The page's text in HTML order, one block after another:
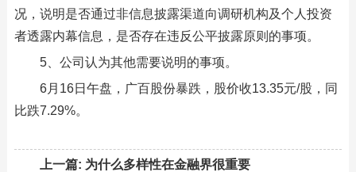
况，说明是否通过非信息披露渠道向调研机构及个人投资
者透露内幕信息，是否存在违反公平披露原则的事项。
5、公司认为其他需要说明的事项。
6月16日午盘，广百股份暴跌，股价收13.35元/股，同
比跌7.29%。
上一篇: 为什么多样性在金融界很重要